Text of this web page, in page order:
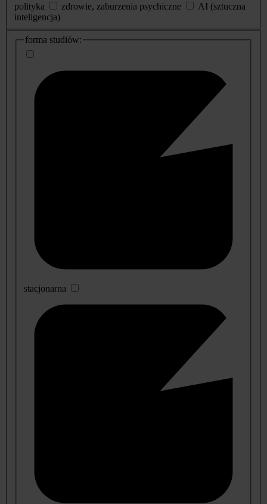
polityka
zdrowie, zaburzenia psychiczne
AI (sztuczna
inteligencja)
dodatkowe
informacje
forma studiów:
stacjonarna